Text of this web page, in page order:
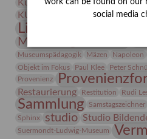
Kunstmuseum
KUNSTWAND Kurs
Lindenau-Museum
Museumsgeschichte
Museumspädagogik Mäzen Napoleon
Objekt im Fokus
Paul Klee Peter
Provenienz
Restaurierung Restitution Rudi
Sammlung Samstagszeichner
Sphinx
studio Studio
Suermondt-Ludwig-Museum
work can be found on our
social media